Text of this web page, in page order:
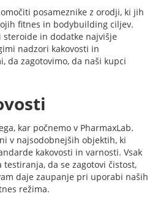
posameznike z orodji, ki jih
fitnes in bodybuilding ciljev.
steroide in dodatke najvišje
nadzori kakovosti in
da zagotovimo, da naši kupci
kar počnemo v PharmaxLab.
v najsodobnejših objektih, ki
kakovosti in varnosti. Vsak
testiranja, da se zagotovi čistost,
daje zaupanje pri uporabi naših
režima.